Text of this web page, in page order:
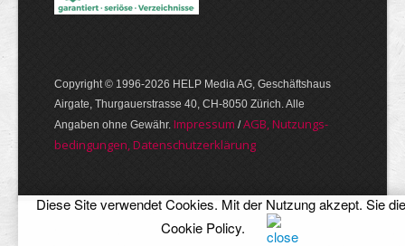
Copyright © 1996-2026 HELP Media AG, Geschäftshaus
Airgate, Thurgauer­strasse 40, CH-8050 Zürich. Alle
Angaben ohne Gewähr. Im­pres­sum /AGB, Nut­zungs­
bedin­gungen, Daten­schutz­er­klärung
Diese Site verwendet Cookies. Mit der Nutzung akzept. Sie die
Cookie Policy.